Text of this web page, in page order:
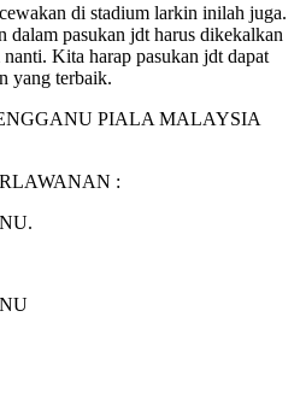
di stadium larkin inilah juga.
dalam pasukan jdt harus dikekalkan
Kita harap pasukan jdt dapat
yang terbaik.
PIALA MALAYSIA
: